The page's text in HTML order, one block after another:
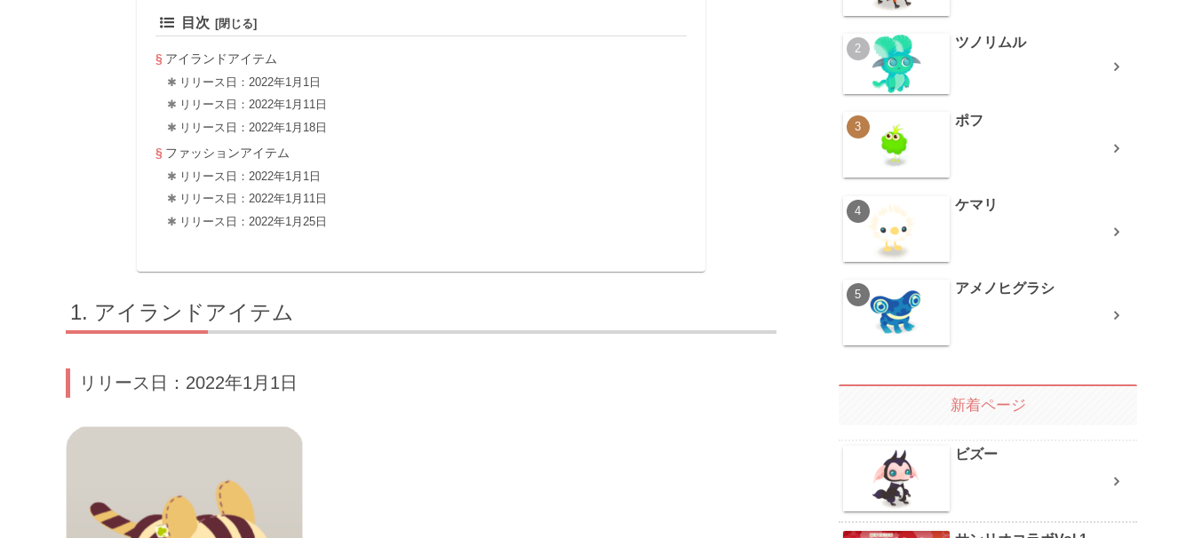
目次
アイランドアイテム
リリース日：2022年1月1日
リリース日：2022年1月11日
リリース日：2022年1月18日
ファッションアイテム
リリース日：2022年1月1日
リリース日：2022年1月11日
リリース日：2022年1月25日
アイランドアイテム
リリース日：2022年1月1日
ツノリムル
ポフ
ケマリ
アメノヒグラシ
新着ページ
ビズー